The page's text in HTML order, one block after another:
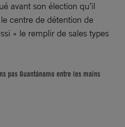
avant son élection qu’il
centre de détention de
« le remplir de sales types
pas Guantánamo entre les mains